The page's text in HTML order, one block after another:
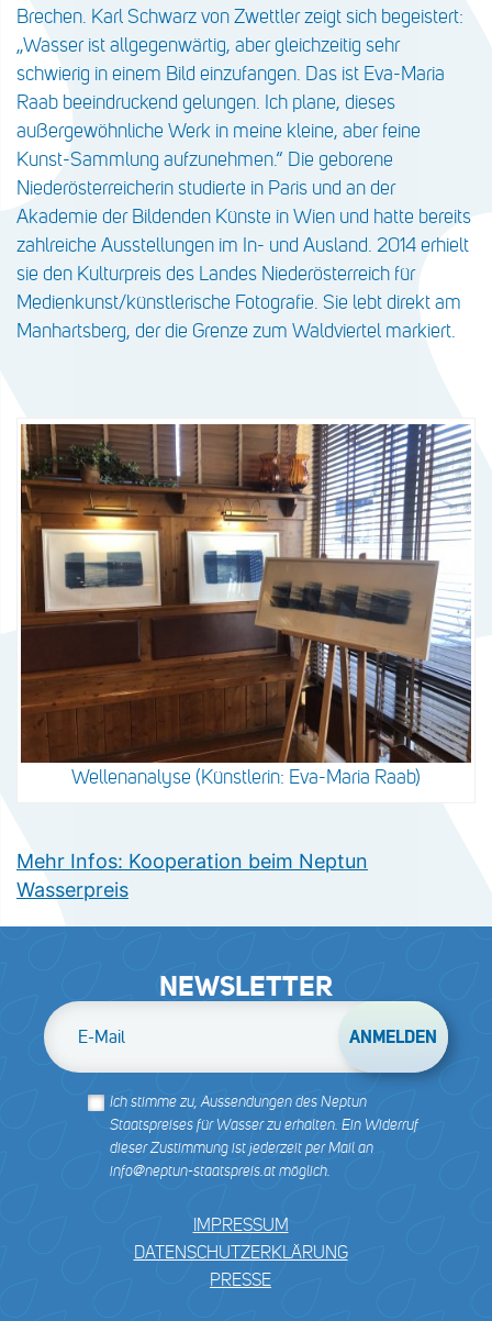
Brechen. Karl Schwarz von Zwettler zeigt sich begeistert:
„Wasser ist allgegenwärtig, aber gleichzeitig sehr
schwierig in einem Bild einzufangen. Das ist Eva-Maria
Raab beeindruckend gelungen. Ich plane, dieses
außergewöhnliche Werk in meine kleine, aber feine
Kunst-Sammlung aufzunehmen.“ Die geborene
Niederösterreicherin studierte in Paris und an der
Akademie der Bildenden Künste in Wien und hatte bereits
zahlreiche Ausstellungen im In- und Ausland. 2014 erhielt
sie den Kulturpreis des Landes Niederösterreich für
Medienkunst/künstlerische Fotografie. Sie lebt direkt am
Manhartsberg, der die Grenze zum Waldviertel markiert.
Wellenanalyse (Künstlerin: Eva-Maria Raab)
Mehr Infos: Kooperation beim Neptun
Wasserpreis
IMPRESSUM
DATENSCHUTZERKLÄRUNG
PRESSE
NEWSLETTER
E-Mail
Ich stimme zu, Aussendungen des Neptun
Staatspreises für Wasser zu erhalten. Ein Widerruf
dieser Zustimmung ist jederzeit per Mail an
info@neptun-staatspreis.at möglich.